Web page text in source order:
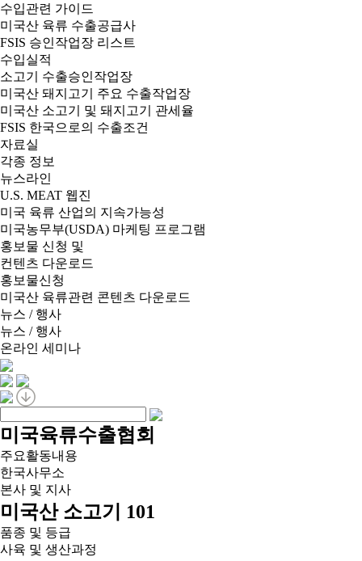
수입관련 가이드
미국산 육류 수출공급사
FSIS 승인작업장 리스트
수입실적
소고기 수출승인작업장
미국산 돼지고기 주요 수출작업장
미국산 소고기 및 돼지고기 관세율
FSIS 한국으로의 수출조건
자료실
각종 정보
뉴스라인
U.S. MEAT 웹진
미국 육류 산업의 지속가능성
미국농무부(USDA) 마케팅 프로그램
홍보물 신청 및
컨텐츠 다운로드
홍보물신청
미국산 육류관련 콘텐츠 다운로드
뉴스 / 행사
뉴스 / 행사
온라인 세미나
미국육류수출협회
주요활동내용
한국사무소
본사 및 지사
미국산 소고기 101
품종 및 등급
사육 및 생산과정